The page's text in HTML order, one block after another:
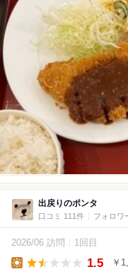
出戻りのポンタ
口コミ 111件 フォロワ
2026/06 訪問 1回目
1.5 ￥